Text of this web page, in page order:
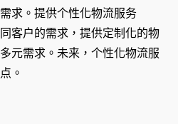
求。提供个性化物流服务
客户的需求，提供定制化的物
元需求。未来，个性化物流服
。